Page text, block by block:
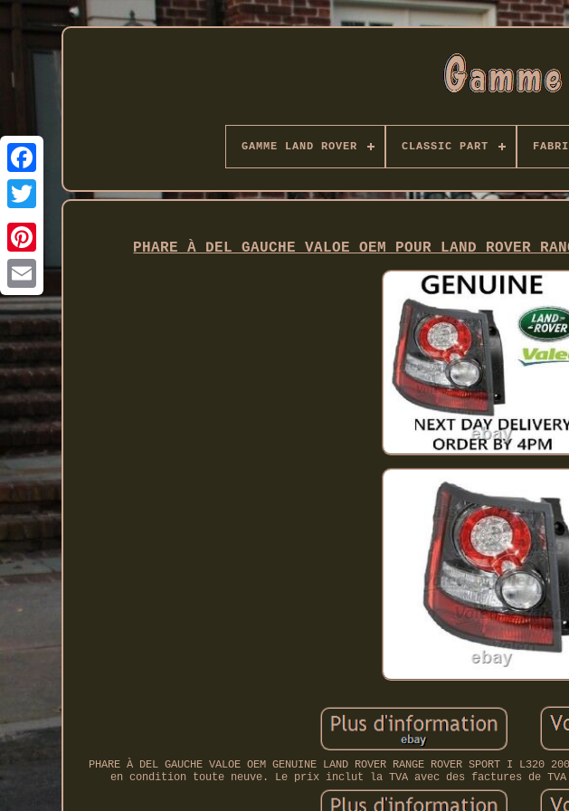
Twitter
GAMME LAND ROVER CLASSIC PART
PHARE À DEL GAUCHE VALOE OEM POUR LAND ROVER
PHARE À DEL GAUCHE VALOE OEM GENUINE LAND ROVER RANGE ROVER
en condition toute neuve. Le prix inclut la TVA avec des factures de